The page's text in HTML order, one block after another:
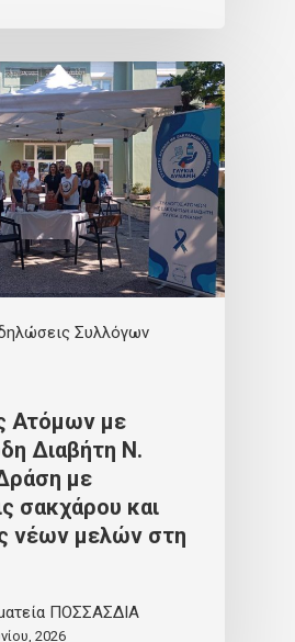
Συλλόγων
Ατόμων με
Διαβήτη Ν.
με
σακχάρου και
νέων μελών στη
ΠΟΣΣΑΣΔΙΑ
2026